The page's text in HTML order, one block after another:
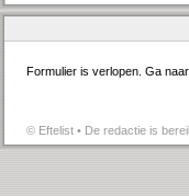
Formulier is verlopen. Ga naar
© Eftelist • De redactie is